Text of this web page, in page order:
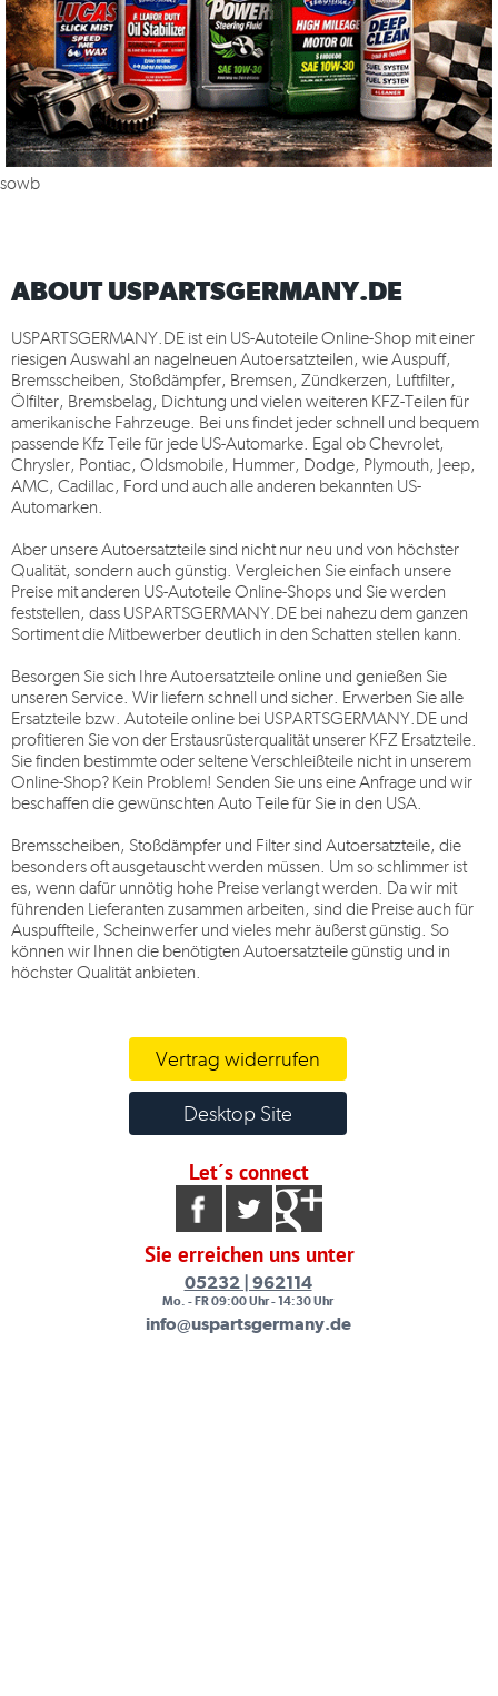
sowb
ABOUT USPARTSGERMANY.DE
USPARTSGERMANY.DE ist ein US-Autoteile Online-Shop mit einer
riesigen Auswahl an nagelneuen Autoersatzteilen, wie Auspuff,
Bremsscheiben, Stoßdämpfer, Bremsen, Zündkerzen, Luftfilter,
Ölfilter, Bremsbelag, Dichtung und vielen weiteren KFZ-Teilen für
amerikanische Fahrzeuge. Bei uns findet jeder schnell und bequem
passende Kfz Teile für jede US-Automarke. Egal ob Chevrolet,
Chrysler, Pontiac, Oldsmobile, Hummer, Dodge, Plymouth, Jeep,
AMC, Cadillac, Ford und auch alle anderen bekannten US-
Automarken.
Aber unsere Autoersatzteile sind nicht nur neu und von höchster
Qualität, sondern auch günstig. Vergleichen Sie einfach unsere
Preise mit anderen US-Autoteile Online-Shops und Sie werden
feststellen, dass USPARTSGERMANY.DE bei nahezu dem ganzen
Sortiment die Mitbewerber deutlich in den Schatten stellen kann.
Besorgen Sie sich Ihre Autoersatzteile online und genießen Sie
unseren Service. Wir liefern schnell und sicher. Erwerben Sie alle
Ersatzteile bzw. Autoteile online bei USPARTSGERMANY.DE und
profitieren Sie von der Erstausrüsterqualität unserer KFZ Ersatzteile.
Sie finden bestimmte oder seltene Verschleißteile nicht in unserem
Online-Shop? Kein Problem! Senden Sie uns eine Anfrage und wir
beschaffen die gewünschten Auto Teile für Sie in den USA.
Bremsscheiben, Stoßdämpfer und Filter sind Autoersatzteile, die
besonders oft ausgetauscht werden müssen. Um so schlimmer ist
es, wenn dafür unnötig hohe Preise verlangt werden. Da wir mit
führenden Lieferanten zusammen arbeiten, sind die Preise auch für
Auspuffteile, Scheinwerfer und vieles mehr äußerst günstig. So
können wir Ihnen die benötigten Autoersatzteile günstig und in
höchster Qualität anbieten.
Vertrag widerrufen
Desktop Site
Let´s connect
Sie erreichen uns unter
05232 | 962114
Mo. - FR 09:00 Uhr - 14:30 Uhr
info@uspartsgermany.de